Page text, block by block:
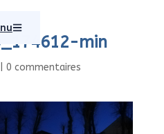
min
0 commentaires